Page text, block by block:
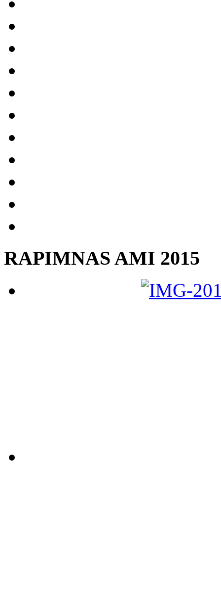
RAPIMNAS AMI 2015